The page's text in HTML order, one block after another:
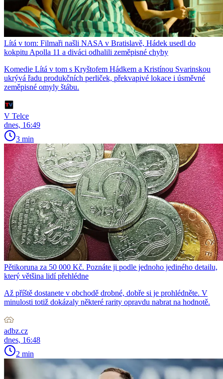
Lítá v tom: Filmaři našli NASA v Bratislavě, Hádek usedl do
kokpitu Apolla 11 a diváci odhalili zeměpisné chyby
Komedie Lítá v tom s Kryštofem Hádkem a Kristínou Svarinskou
ukrývá řadu produkčních perliček, překvapivé lokace i úsměvné
zeměpisné omyly štábu.
V Telce
dnes, 16:49
3 min
Pětikoruna za 50 000 Kč. Poznáte ji podle jednoho jediného detailu,
který většina lidí přehlédne
Až příště dostanete v obchodě drobné, dobře si je prohlédněte. V
minulosti totiž dokázaly některé rarity opravdu nabrat na hodnotě.
adbz.cz
dnes, 16:48
2 min